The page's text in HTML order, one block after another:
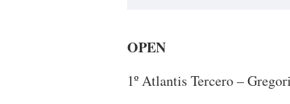
OPEN
1º Atlantis Tercero –